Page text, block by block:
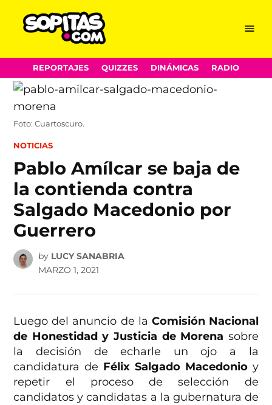
Skip
to
content
Menu
REPORTAJES QUIZZES DINÁMICAS RADIO
Foto: Cuartoscuro.
POSTED
NOTICIAS
Pablo Amílcar se baja de
la contienda contra
Salgado Macedonio por
Guerrero
by LUCY SANABRIA
MARZO 1, 2021
Luego del anuncio de la Comisión Nacional
de Honestidad y Justicia de Morena sobre
la decisión de echarle un ojo a la
candidatura de Félix Salgado Macedonioy
repetir el proceso de selección de
candidatos y candidatas a la gubernatura de